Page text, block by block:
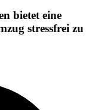
bietet eine
stressfrei zu